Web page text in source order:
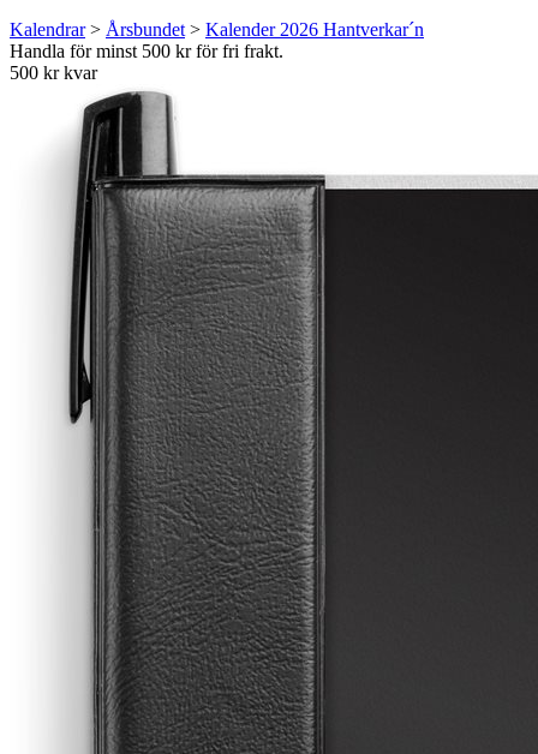
Kalendrar> Årsbundet > Kalender 2026 Hantverkar´n
Handla för minst 500 kr för fri frakt.
500 kr kvar